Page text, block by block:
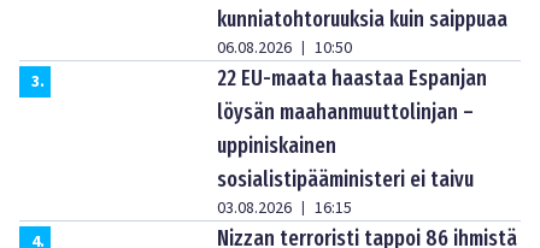
kunniatohtoruuksia kuin saippuaa
06.08.2026 | 10:50
3.
22 EU-maata haastaa Espanjan
löysän maahanmuuttolinjan –
uppiniskainen
sosialistipääministeri ei taivu
03.08.2026 | 16:15
4. Nizzan terroristi tappoi 86 ihmistä